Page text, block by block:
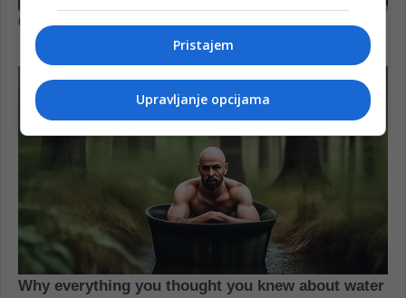
Pristajem
Upravljanje opcijama